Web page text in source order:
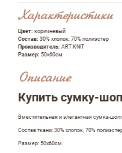
Характеристики
Цвет: коричневый
Состав: 30% хлопок, 70% полиэстер
Производитель: ART KNIT
Размер: 50x60см
Описание
Купить сумку-
Вместительная и элегантная сумка-
Состав ткани: 30% хлопок, 70%
Размер: 50x60см.